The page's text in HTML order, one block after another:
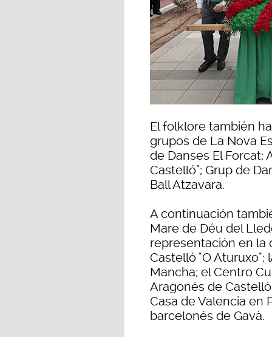
El folklore también
grupos de La Nova
de Danses El Forcat;
Castelló"; Grup de
Ball Atzavara.
A continuación
Mare de Déu del
representación en la
Castelló "O Aturuxo";
Mancha; el Centro
Aragonés de
Casa de Valencia en
barcelonés de Gavà.